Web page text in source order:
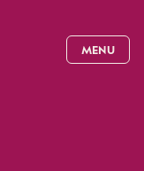
MENU